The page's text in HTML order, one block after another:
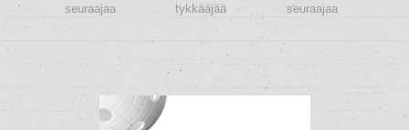
seuraajaa tykkääjää seuraajaa